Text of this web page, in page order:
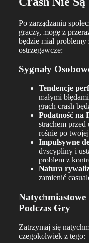
Po zarządzaniu
graczy, mogę z
będzie miał problemy
ostrzegawcze:
Sygnały
Tendencje
małymi
grach crash
Podatność na
strachem
rośnie po
Impulsywne
dyscypliny i
problem z
Natura
zamienić
Natychmiastowe
Podczas Gry
Zatrzymaj się
czegokolwiek z tego: